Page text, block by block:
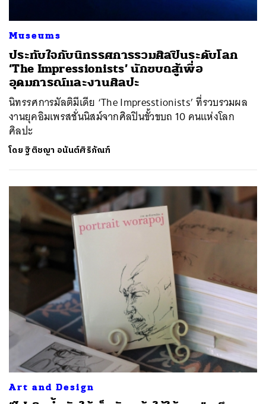
Museums
ประทับใจกับนิทรรศการรวมศิลปินระดับโลก
‘The Impressionists’ นักขบถสู้เพื่อ
อุดมการณ์และงานศิลปะ
นิทรรศการมัลติมีเดีย ‘The Impresstionists’ ที่รวบรวมผล
งานยุคอิมเพรสชั่นนิสม์จากศิลปินขั้วขบถ 10 คนแห่งโลก
ศิลปะ
โดยฐิติชญา อนันต์ศิริภัณฑ์
Art and Design